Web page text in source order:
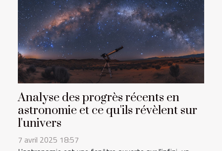
Analyse des progrès récents en
astronomie et ce qu'ils révèlent sur
l'univers
7 avril 2025 18:57